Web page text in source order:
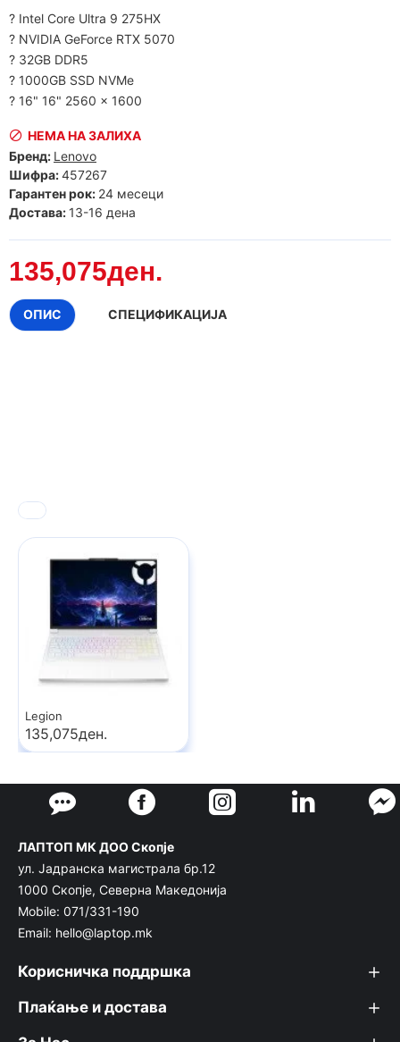
? Intel Core Ultra 9 275HX
? NVIDIA GeForce RTX 5070
? 32GB DDR5
? 1000GB SSD NVMe
? 16" 16" 2560 x 1600
135,075ден.
НЕМА НА ЗАЛИХА
Бренд: Lenovo
Шифра:457267
Гарантен рок: 24 месеци
Достава: 13-16 дена
ОПИС СПЕЦИФИКАЦИЈА
Legion
135,075ден.
ЛАПТОП МК ДОО Скопје
ул. Јадранска магистрала бр.12
1000 Скопје, Северна Македонија
Mobile: 071/331-190
Email: hello@laptop.mk
Корисничка поддршка
Плаќање и достава